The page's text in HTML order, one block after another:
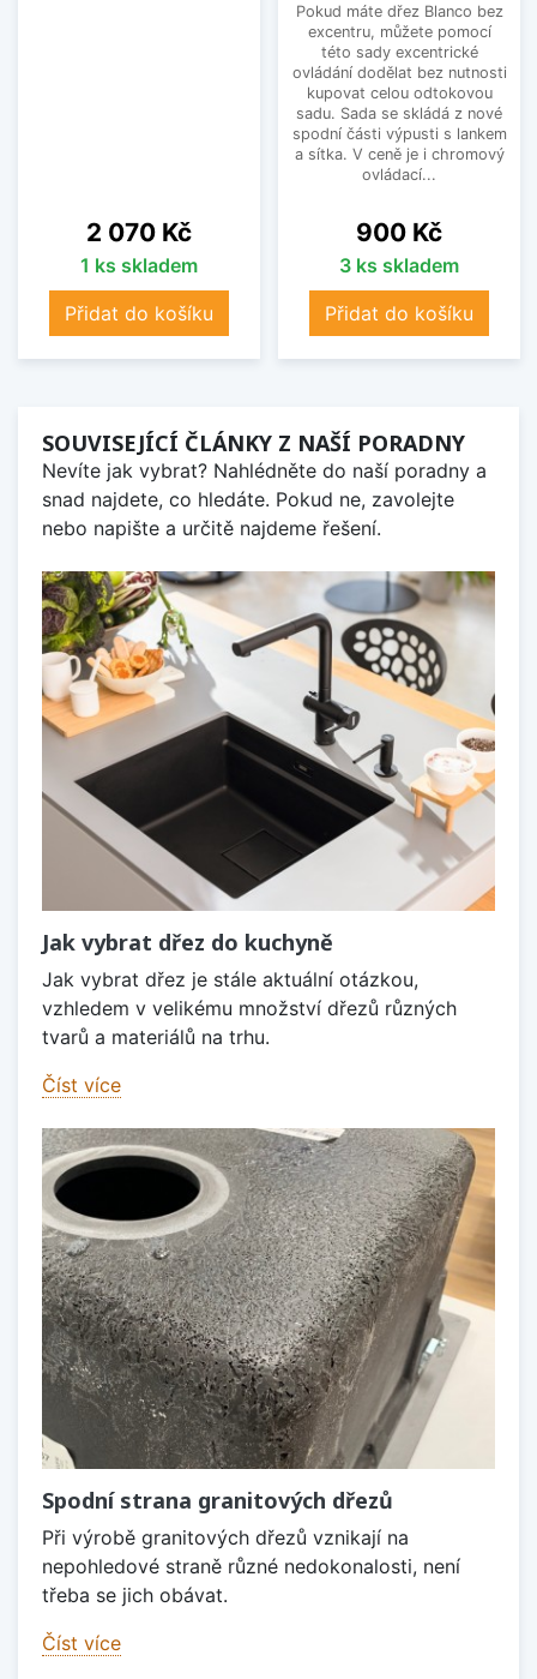
Cena
2 070 Kč
1 ks skladem
Přidat do košíku
Pokud máte dřez Blanco bez
excentru, můžete pomocí
této sady excentrické
ovládání dodělat bez nutnosti
kupovat celou odtokovou
sadu. Sada se skládá z nové
spodní části výpusti s lankem
a sítka. V ceně je i chromový
ovládací...
Cena
900 Kč
3 ks skladem
Přidat do košíku
SOUVISEJÍCÍ ČLÁNKY Z NAŠÍ PORADNY
Nevíte jak vybrat? Nahlédněte do naší poradny a
snad najdete, co hledáte. Pokud ne, zavolejte
nebo napište a určitě najdeme řešení.
Jak vybrat dřez do kuchyně
Jak vybrat dřez je stále aktuální otázkou,
vzhledem v velikému množství dřezů různých
tvarů a materiálů na trhu.
Číst více
Spodní strana granitových dřezů
Při výrobě granitových dřezů vznikají na
nepohledové straně různé nedokonalosti, není
třeba se jich obávat.
Číst více